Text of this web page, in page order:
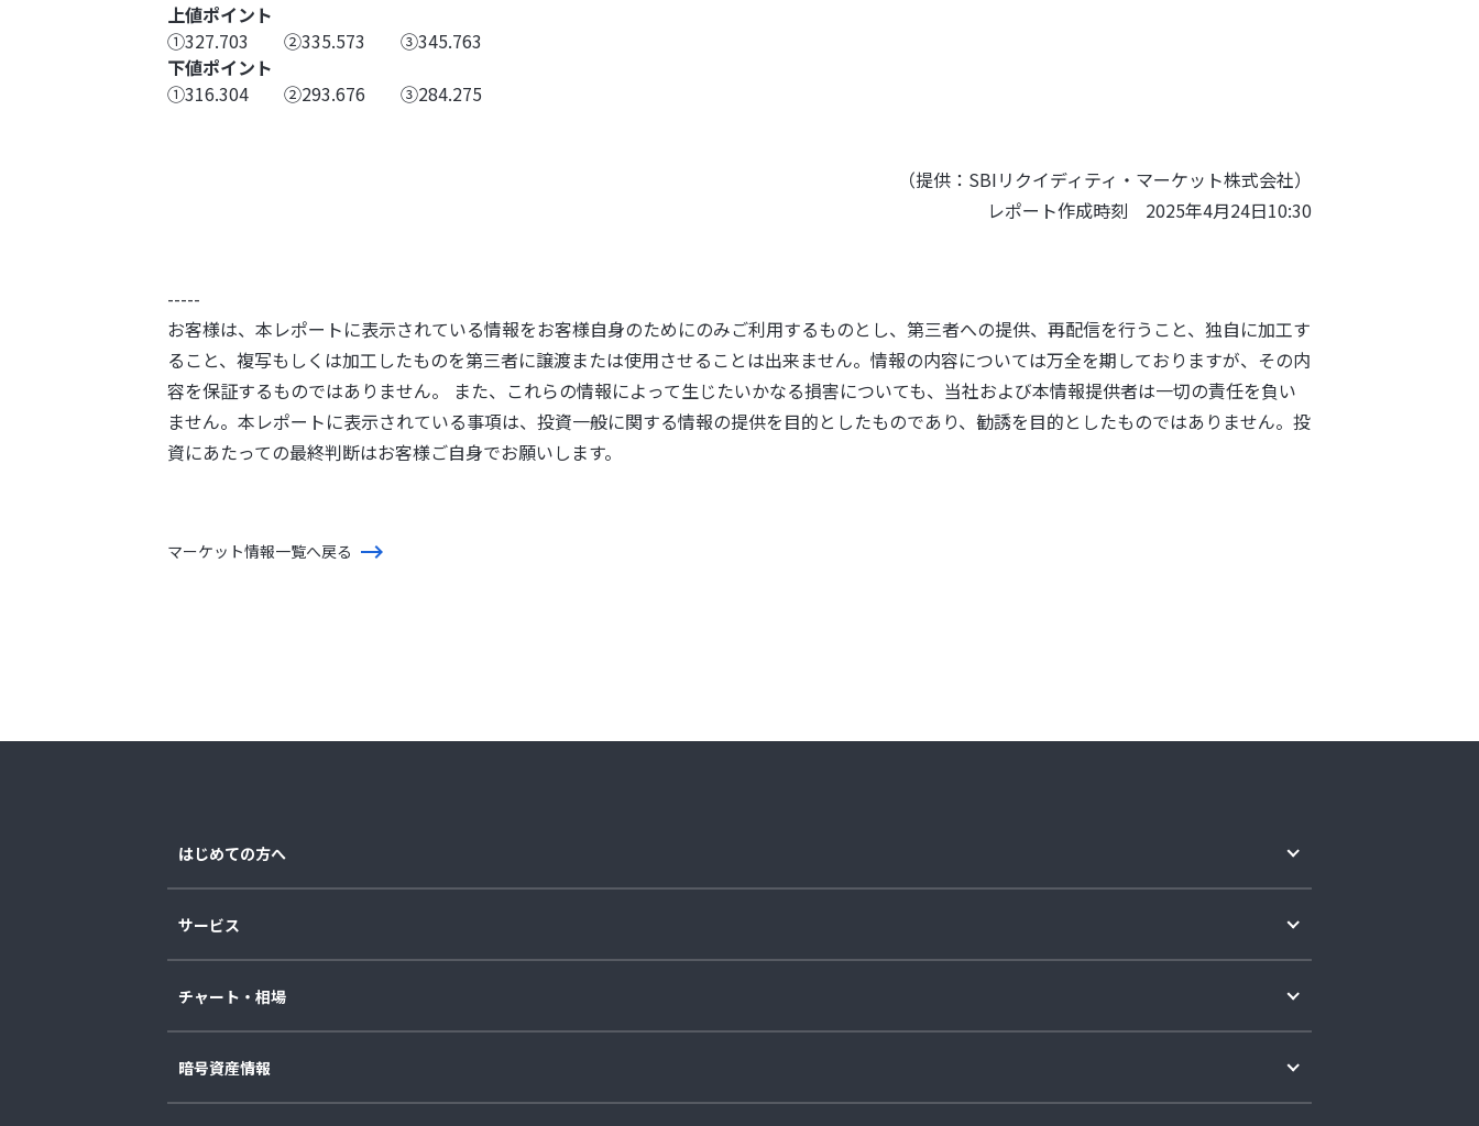
上値ポイント
➀327.703 ②335.573 ③345.763
下値ポイント
➀316.304 ②293.676 ③284.275
（提供：SBIリクイディティ・マーケット株式会社）
レポート作成時刻 2025年4月24日10:30
-----
お客様は、本レポートに表示されている情報をお客様自身のためにのみご利用するものとし、第三者への提供、再配信を行うこと、独自に加工す
ること、複写もしくは加工したものを第三者に譲渡または使用させることは出来ません。情報の内容については万全を期しておりますが、その内
容を保証するものではありません。 また、これらの情報によって生じたいかなる損害についても、当社および本情報提供者は一切の責任を負い
ません。本レポートに表示されている事項は、投資一般に関する情報の提供を目的としたものであり、勧誘を目的としたものではありません。投
資にあたっての最終判断はお客様ご自身でお願いします。
マーケット情報一覧へ戻る
はじめての方へ
サービス
チャート・相場
暗号資産情報